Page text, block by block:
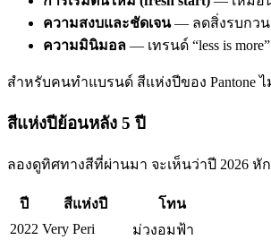
ความสงบและชัดเจน— ลดสิ่งรบกว
ความมินิมอล — เทรนด์ “less is
สำหรับคนทำแบรนด์ สีแห่งปีของ Pantone
สีแห่งปีย้อนหลัง 5 ปี
ลองดูทิศทางสีที่ผ่านมา จะเห็นว่าปี 2026
ปี สีแห่งปี
โทน
2022 Very Peri
ม่วงอมฟ้า